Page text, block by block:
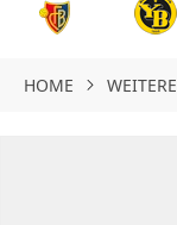
HOME WEITERE